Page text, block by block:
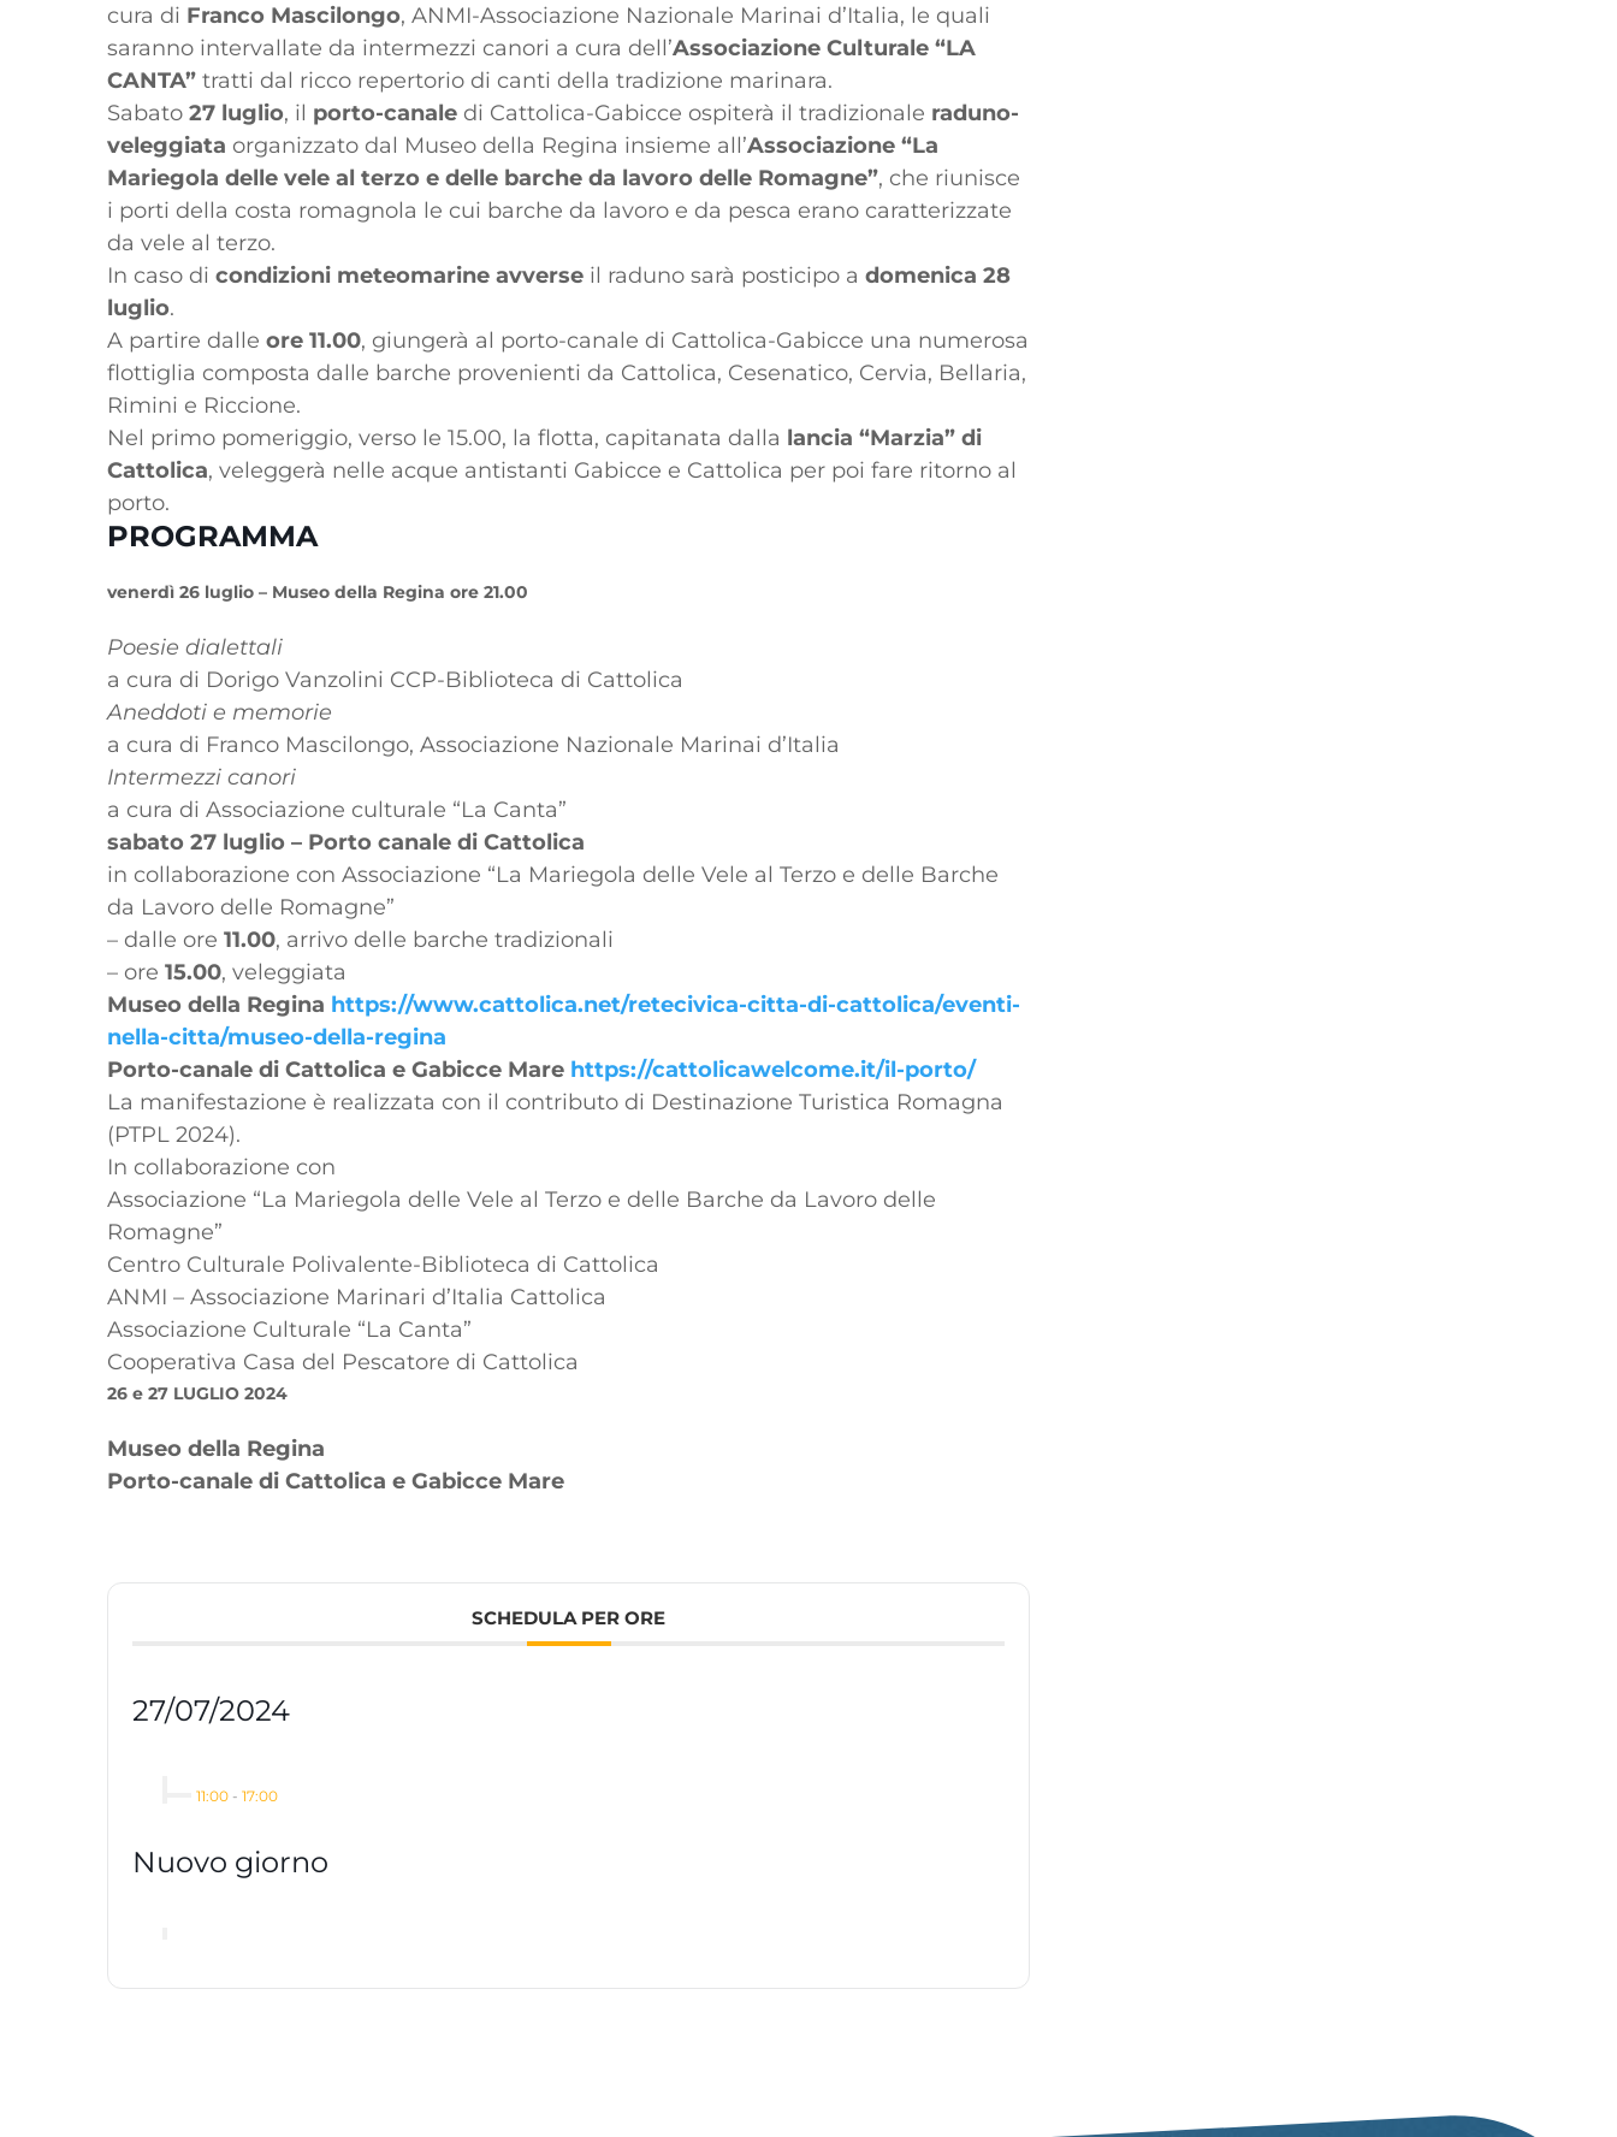
cura di Franco Mascilongo, ANMI-Associazione Nazionale Marinai d’Italia, le quali
saranno intervallate da intermezzi canori a cura dell’Associazione Culturale “LA
CANTA” tratti dal ricco repertorio di canti della tradizione marinara.
Sabato 27 luglio, il porto-canale di Cattolica-Gabicce ospiterà il tradizionale raduno-
veleggiata organizzato dal Museo della Regina insieme all’Associazione “La
Mariegola delle vele al terzo e delle barche da lavoro delle Romagne”, che riunisce
i porti della costa romagnola le cui barche da lavoro e da pesca erano caratterizzate
da vele al terzo.
In caso di condizioni meteomarine avverse il raduno sarà posticipo a domenica 28
luglio.
A partire dalle ore 11.00, giungerà al porto-canale di Cattolica-Gabicce una numerosa
flottiglia composta dalle barche provenienti da Cattolica, Cesenatico, Cervia, Bellaria,
Rimini e Riccione.
Nel primo pomeriggio, verso le 15.00, la flotta, capitanata dalla lancia “Marzia” di
Cattolica, veleggerà nelle acque antistanti Gabicce e Cattolica per poi fare ritorno al
porto.
PROGRAMMA
venerdì 26 luglio – Museo della Regina ore 21.00
Poesie dialettali
a cura di Dorigo Vanzolini CCP-Biblioteca di Cattolica
Aneddoti e memorie
a cura di Franco Mascilongo, Associazione Nazionale Marinai d’Italia
Intermezzi canori
a cura di Associazione culturale “La Canta”
sabato 27 luglio – Porto canale di Cattolica
in collaborazione con Associazione “La Mariegola delle Vele al Terzo e delle Barche
da Lavoro delle Romagne”
– dalle ore 11.00, arrivo delle barche tradizionali
– ore 15.00, veleggiata
Museo della Regina https://www.cattolica.net/retecivica-citta-di-cattolica/eventi-
nella-citta/museo-della-regina
Porto-canale di Cattolica e Gabicce Mare https://cattolicawelcome.it/il-porto/
La manifestazione è realizzata con il contributo di Destinazione Turistica Romagna
(PTPL 2024).
In collaborazione con
Associazione “La Mariegola delle Vele al Terzo e delle Barche da Lavoro delle
Romagne”
Centro Culturale Polivalente-Biblioteca di Cattolica
ANMI – Associazione Marinari d’Italia Cattolica
Associazione Culturale “La Canta”
Cooperativa Casa del Pescatore di Cattolica
26 e 27 LUGLIO 2024
Museo della Regina
Porto-canale di Cattolica e Gabicce Mare
SCHEDULA PER ORE
27/07/2024
11:00 - 17:00
Nuovo giorno